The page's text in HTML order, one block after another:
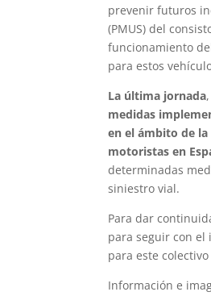
prevenir futuros
(PMUS) del
funcionamiento
para estos
La última jornada
medidas
en el ámbito de
motoristas en
determinadas
siniestro vial.
Para dar
para seguir con el
para este
Información e